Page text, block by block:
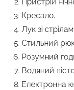
Пристрій
Кресало.
Лук зі
Стильний
Розумний
Водяний
Електронна